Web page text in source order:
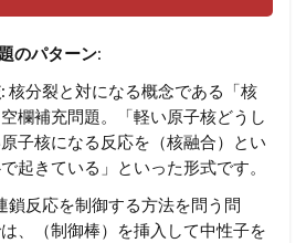
のパターン:
: 核分裂と対になる概念である「核
欄補充問題。「軽い原子核どうし
子核になる反応を（核融合）とい
起きている」といった形式です。
鎖反応を制御する方法を問う問
、（制御棒）を挿入して中性子を